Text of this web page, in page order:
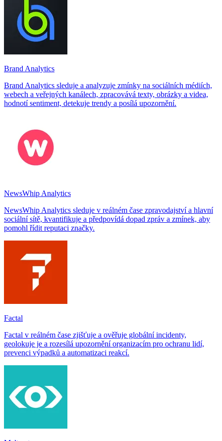
Brand Analytics
Brand Analytics sleduje a analyzuje zmínky na sociálních médiích,
webech a veřejných kanálech, zpracovává texty, obrázky a videa,
hodnotí sentiment, detekuje trendy a posílá upozornění.
NewsWhip Analytics
NewsWhip Analytics sleduje v reálném čase zpravodajství a hlavní
sociální sítě, kvantifikuje a předpovídá dopad zpráv a zmínek, aby
pomohl řídit reputaci značky.
Factal
Factal v reálném čase zjišťuje a ověřuje globální incidenty,
geolokuje je a rozesílá upozornění organizacím pro ochranu lidí,
prevenci výpadků a automatizaci reakcí.